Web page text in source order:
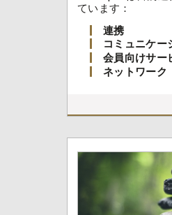
ています：
連携
コミュニケー
会員向けサー
ネットワーク